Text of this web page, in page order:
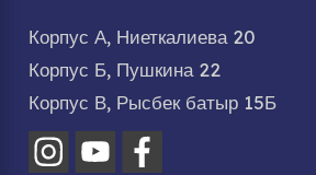
Корпус А, Ниеткалиева 20
Корпус Б, Пушкина 22
Корпус В, Рысбек батыр 15Б